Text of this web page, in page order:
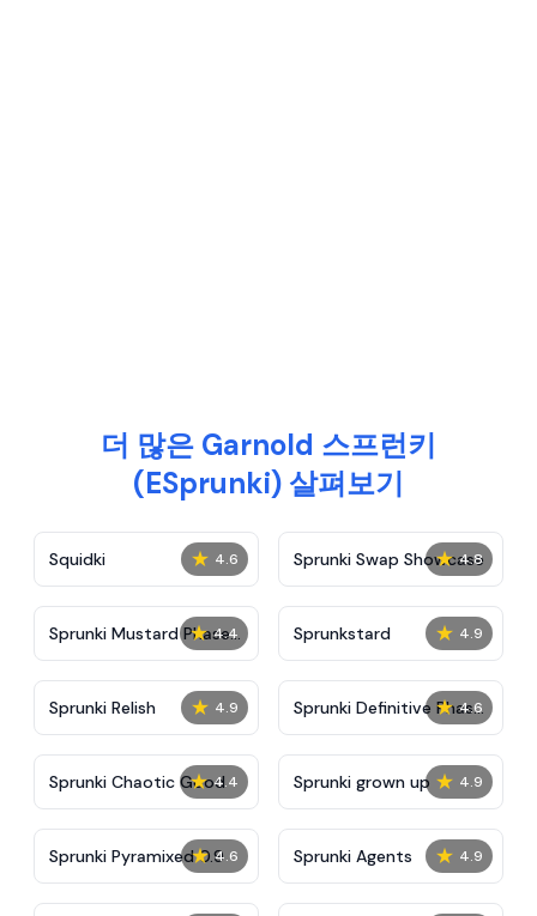
더 많은 Garnold 스프런키
(ESprunki) 살펴보기
★ 4.6
Squidki ★ 4.8
Sprunki Swap Showcase
★ 4.4
Sprunki Mustard Phase
2
★ 4.9
Sprunkstard
★ 4.9
Sprunki Relish ★ 4.6
Sprunki Definitive Phase
7
★ 4.4
Sprunki Chaotic Good ★ 4.9
Sprunki grown up
★ 4.6
Sprunki Pyramixed 0.9 ★ 4.9
Sprunki Agents